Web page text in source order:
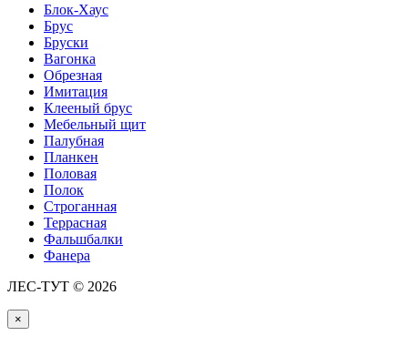
Блок-Хаус
Брус
Бруски
Вагонка
Обрезная
Имитация
Клееный брус
Мебельный щит
Палубная
Планкен
Половая
Полок
Строганная
Террасная
Фальшбалки
Фанера
ЛЕС-ТУТ © 2026
×